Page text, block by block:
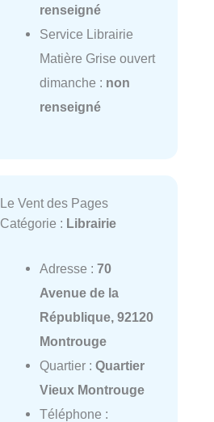
renseigné
Service Librairie
Matière Grise ouvert
dimanche : non
renseigné
Le Vent des Pages
Catégorie : Librairie
Adresse : 70
Avenue de la
République, 92120
Montrouge
Quartier : Quartier
Vieux Montrouge
Téléphone :